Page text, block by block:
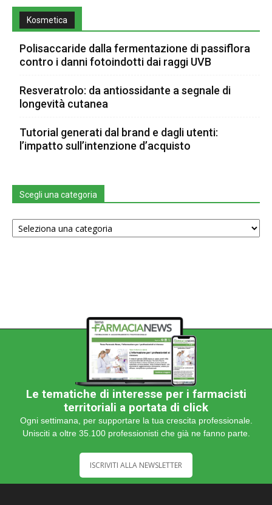
Kosmetica
Polisaccaride dalla fermentazione di passiflora
contro i danni fotoindotti dai raggi UVB
Resveratrolo: da antiossidante a segnale di
longevità cutanea
Tutorial generati dal brand e dagli utenti:
l’impatto sull’intenzione d’acquisto
Scegli una categoria
Scegli
una
Le tematiche di interesse per i farmacisti
territoriali a portata di click
Ogni settimana, per supportare la tua crescita professionale.
Unisciti a oltre 35.100 professionisti che già ne fanno parte.
ISCRIVITI ALLA NEWSLETTER